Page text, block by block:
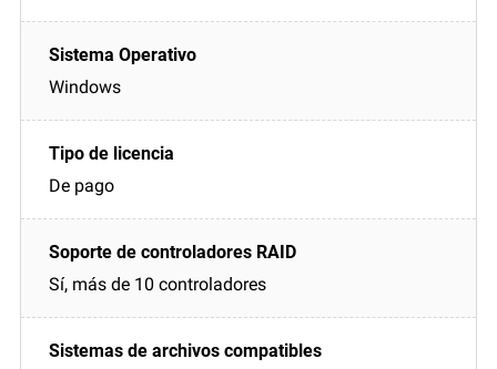
Windows
De pago
Sí, más de 10 controladores